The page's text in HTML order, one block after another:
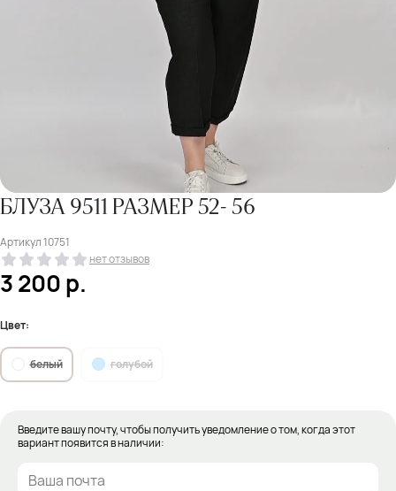
БЛУЗА 9511 РАЗМЕР 52- 56
Артикул10751
нет отзывов
3 200р.
Цвет:
белый голубой
Введите вашу почту, чтобы получить уведомление о том, когда этот
вариант появится в наличии: